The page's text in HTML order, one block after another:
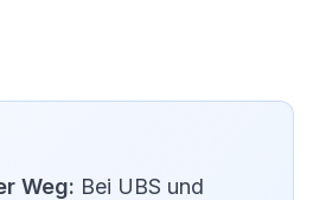
Weg: Bei UBS und